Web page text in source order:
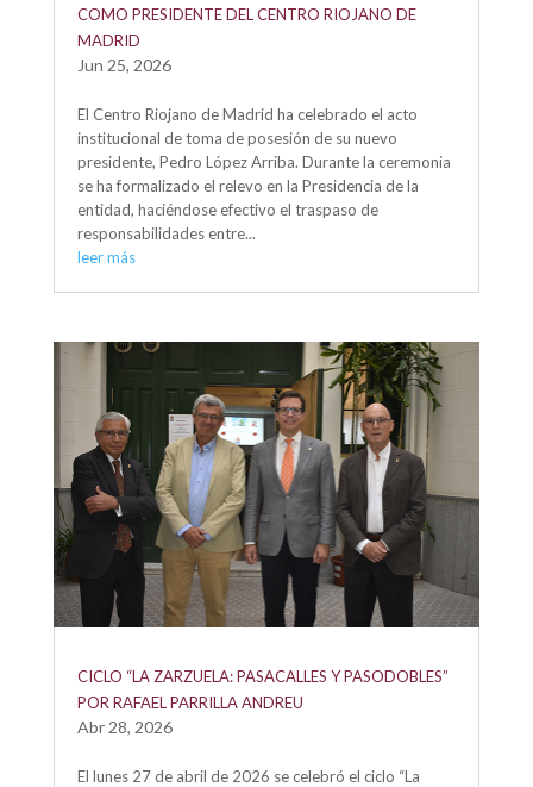
COMO PRESIDENTE DEL CENTRO RIOJANO DE
MADRID
Jun 25, 2026
El Centro Riojano de Madrid ha celebrado el acto
institucional de toma de posesión de su nuevo
presidente, Pedro López Arriba. Durante la ceremonia
se ha formalizado el relevo en la Presidencia de la
entidad, haciéndose efectivo el traspaso de
responsabilidades entre...
leer más
CICLO “LA ZARZUELA: PASACALLES Y PASODOBLES”
POR RAFAEL PARRILLA ANDREU
Abr 28, 2026
El lunes 27 de abril de 2026 se celebró el ciclo “La